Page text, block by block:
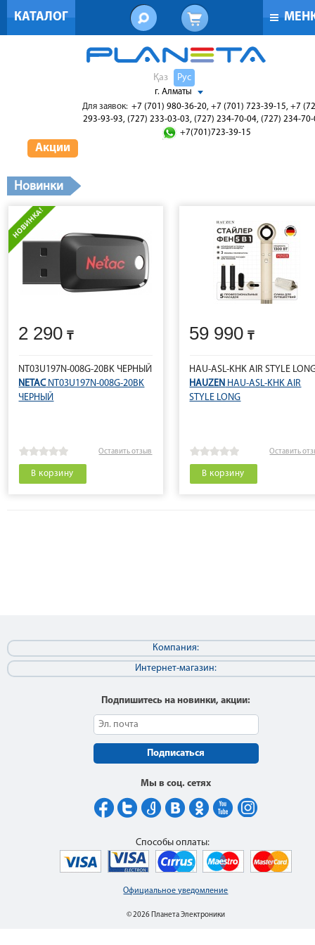
КАТАЛОГ
Қаз Рус
г. Алматы
Для заявок: +7 (701) 980-36-20, +7 (701) 723-39-15, +7
293-93-93, (727) 233-03-03, (727) 234-70-04, (727) 234-
+7(701)723-39-15
Акции
Новинки
2 290
NT03U197N-008G-20BK ЧЕРНЫЙ
NETACNT03U197N-008G-20BK
ЧЕРНЫЙ
Оставить отзыв
В корзину
59 990
HAU-ASL-KHK AIR STYLE
HAUZEN HAU-ASL-KHK AIR
STYLE LONG
Оставить
В корзину
Компания:
Интернет-магазин:
Подпишитесь на новинки, акции:
Подписаться
Мы в соц. сетях
Официальное уведомление
© 2026 Планета Электроники
Способы оплаты: